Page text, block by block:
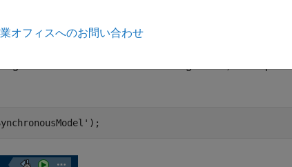
model. The block returns the
, the output
オフィスへのお問い合わせ